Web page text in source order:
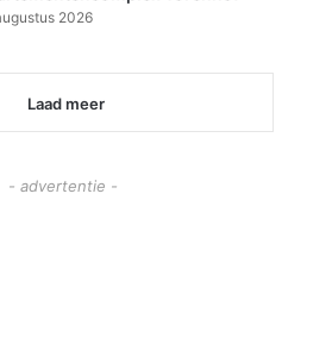
2026
Laad meer
- advertentie -